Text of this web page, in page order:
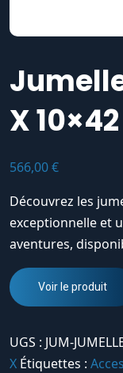
X
566,00€
Découvrez les
exceptionnelle et
aventures,
Voir le produit
UGS : JUM-
X Étiquettes :